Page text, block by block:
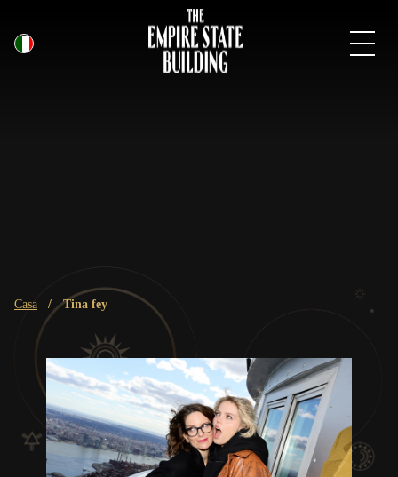
Breadcrumb
casa tina fey